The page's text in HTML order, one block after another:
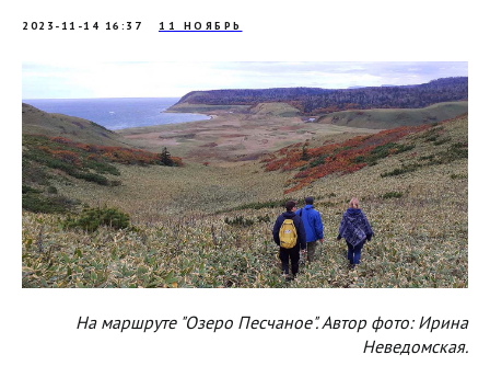
2023-11-14 16:37 11 НОЯБРЬ
На маршруте "Озеро Песчаное". Автор фото: Ирина
Неведомская.